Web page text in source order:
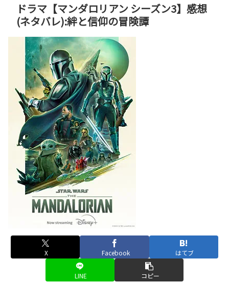
ドラマ【マンダロリアン シーズン3】感想
(ネタバレ):絆と信仰の冒険譚
X Facebook はてブ
LINE コピー